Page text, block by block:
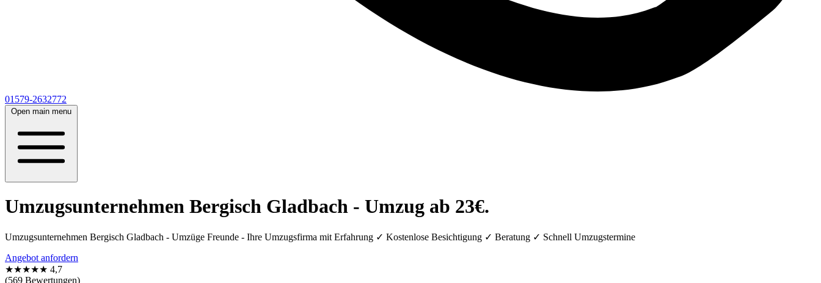
01579-2632772
Open main menu
Umzugsunternehmen Bergisch Gladbach - Umzug ab 23€.
Umzugsunternehmen Bergisch Gladbach - Umzüge Freunde - Ihre Umzugsfirma mit Erfahrung ✓ Kostenlose Besichtigung ✓ Beratung ✓ Schnell Umzugstermine
Angebot anfordern
★★★★★ 4,7
(569 Bewertungen)